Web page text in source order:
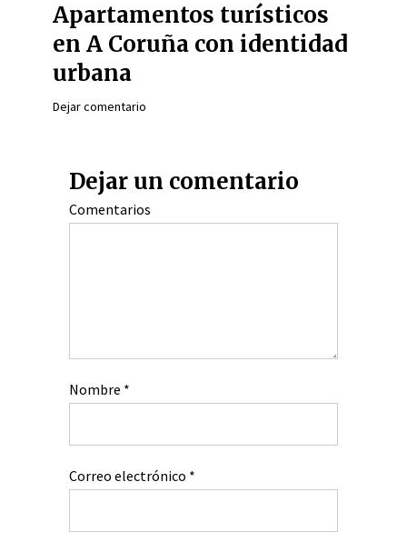
Apartamentos turísticos
en A Coruña con identidad
urbana
Dejar comentario
Dejar un comentario
Comentarios
Nombre *
Correo electrónico *